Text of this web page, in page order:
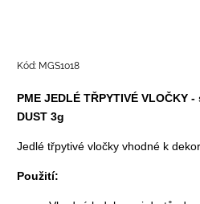
Kód: MGS1018
PME JEDLÉ TŘPYTIVÉ VLOČKY
DUST 3g
Jedlé třpytivé vločky vhodné k
Použití: